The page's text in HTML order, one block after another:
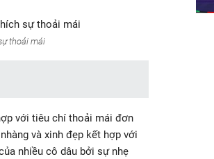
thoải mái
với tiêu chí thoải mái đơn
và xinh đẹp kết hợp với
nhiều cô dâu bởi sự nhẹ